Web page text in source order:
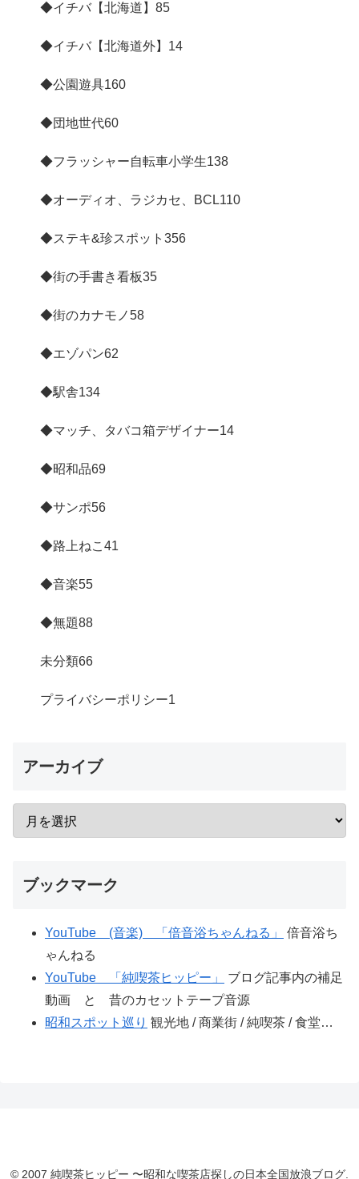
◆イチバ【北海道】 85
◆イチバ【北海道外】 14
◆公園遊具160
◆団地世代60
◆フラッシャー自転車小学生138
◆オーディオ、ラジカセ、BCL110
◆ステキ&珍スポット 356
◆街の手書き看板35
◆街のカナモノ58
◆エゾパン62
◆駅舎134
◆マッチ、タバコ箱デザイナー14
◆昭和品69
◆サンポ56
◆路上ねこ41
◆音楽55
◆無題88
未分類66
プライバシーポリシー1
アーカイブ
ブックマーク
YouTube (音楽) 「倍音浴ちゃんねる」
倍音浴ち
ゃんねる
YouTube 「純喫茶ヒッピー」
ブログ記事内の補足
動画 と 昔のカセットテープ音源
昭和スポット巡り 観光地 / 商業街 / 純喫茶 / 食堂…
© 2007 純喫茶ヒッピー 〜昭和な喫茶店探しの日本全国放浪ブログ.